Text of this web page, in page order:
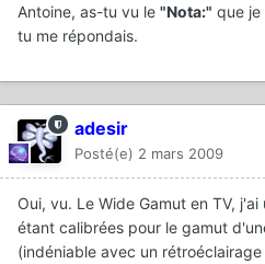
Antoine, as-tu vu le "Nota:" que je
tu me répondais.
adesir
Posté(e) 2 mars 2009
Oui, vu. Le Wide Gamut en TV,
étant calibrées pour le gamut
(indéniable avec un